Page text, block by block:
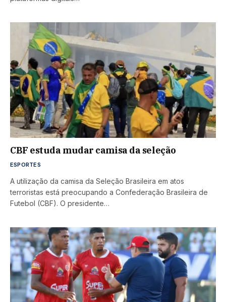
CBF estuda mudar camisa da seleção
ESPORTES
A utilização da camisa da Seleção Brasileira em atos
terroristas está preocupando a Confederação Brasileira de
Futebol (CBF). O presidente…